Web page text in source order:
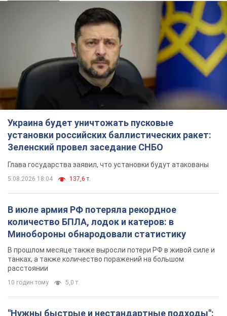
Украина будет уничтожать пусковые
установки российских баллистических ракет:
Зеленский провел заседание СНБО
Глава государства заявил, что установки будут атакованы
5.08.2026 18:04 137,6 т.
В июле армия РФ потеряла рекордное
количество БПЛА, лодок и катеров: в
Минобороны обнародовали статистику
В прошлом месяце также выросли потери РФ в живой силе и
танках, а также количество поражений на большом
расстоянии
10 годин тому 5,0 т.
"Нужны быстрые и нестандартные подходы":